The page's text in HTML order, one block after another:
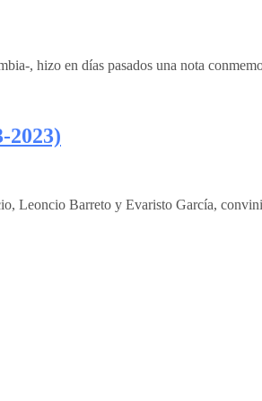
, hizo en días pasados una nota
2023)
Leoncio Barreto y Evaristo García,